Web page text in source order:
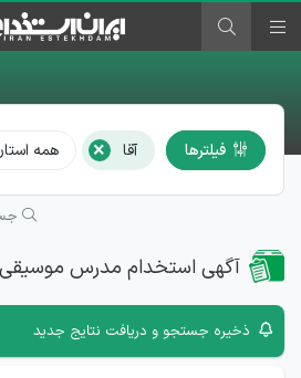
فیلترها آقا × همه
آگهی استخدام مدرس موسیقی
ذخیره جستجو و دریافت نتایج جدید